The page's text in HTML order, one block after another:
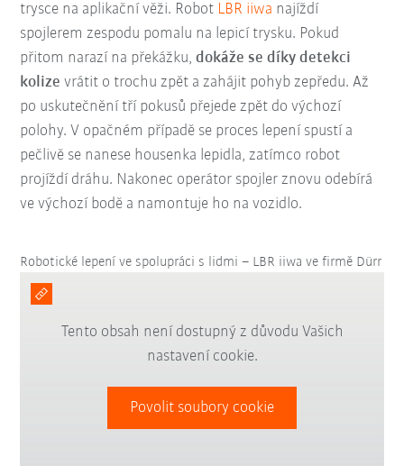
trysce na aplikační věži. Robot LBR iiwa najíždí
spojlerem zespodu pomalu na lepicí trysku. Pokud
přitom narazí na překážku,dokáže se díky detekci
kolizevrátit o trochu zpět a zahájit pohyb zepředu. Až
po uskutečnění tří pokusů přejede zpět do výchozí
polohy. V opačném případě se proces lepení spustí a
pečlivě se nanese housenka lepidla, zatímco robot
projíždí dráhu. Nakonec operátor spojler znovu odebírá
ve výchozí bodě a namontuje ho na vozidlo.
Robotické lepení ve spolupráci s lidmi – LBR iiwa ve firmě Dürr
Tento obsah není dostupný z důvodu Vašich
nastavení cookie.
Povolit soubory cookie